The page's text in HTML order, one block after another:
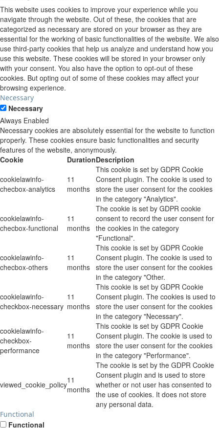
This website uses cookies to improve your experience while you
navigate through the website. Out of these, the cookies that are
categorized as necessary are stored on your browser as they are
essential for the working of basic functionalities of the website. We also
use third-party cookies that help us analyze and understand how you
use this website. These cookies will be stored in your browser only
with your consent. You also have the option to opt-out of these
cookies. But opting out of some of these cookies may affect your
browsing experience.
Necessary
Necessary
Always Enabled
Necessary cookies are absolutely essential for the website to function
properly. These cookies ensure basic functionalities and security
features of the website, anonymously.
Cookie
DurationDescription
cookielawinfo-
checbox-analytics
11
months
This cookie is set by GDPR Cookie
Consent plugin. The cookie is used to
store the user consent for the cookies
in the category "Analytics".
cookielawinfo-
checbox-functional
11
months
The cookie is set by GDPR cookie
consent to record the user consent for
the cookies in the category
"Functional".
cookielawinfo-
checbox-others
11
months
This cookie is set by GDPR Cookie
Consent plugin. The cookie is used to
store the user consent for the cookies
in the category "Other.
cookielawinfo-
checkbox-necessary
11
months
This cookie is set by GDPR Cookie
Consent plugin. The cookies is used to
store the user consent for the cookies
in the category "Necessary".
cookielawinfo-
checkbox-
performance
11
months
This cookie is set by GDPR Cookie
Consent plugin. The cookie is used to
store the user consent for the cookies
in the category "Performance".
viewed_cookie_policy11
months
The cookie is set by the GDPR Cookie
Consent plugin and is used to store
whether or not user has consented to
the use of cookies. It does not store
any personal data.
Functional
Functional